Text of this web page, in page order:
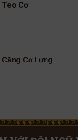
Teo Cơ
Căng Cơ Lưng